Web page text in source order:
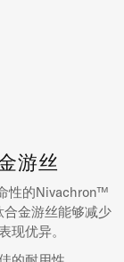
游丝
性的Nivachron™
金游丝能够减少
现优异。